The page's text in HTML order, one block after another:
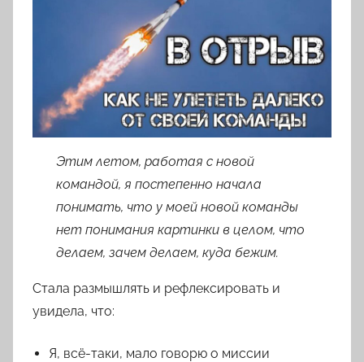
м
l
v
k
o
v
a
Этим летом, работая с новой
командой, я постепенно начала
понимать, что у моей новой команды
нет понимания картинки в целом, что
делаем, зачем делаем, куда бежим.
Стала размышлять и рефлексировать и
увидела, что:
Я, всё-таки, мало говорю о миссии